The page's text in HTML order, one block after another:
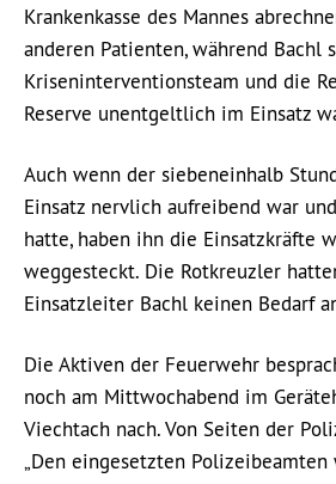
Krankenkasse des Mannes
anderen Patienten, während Bachl
Kriseninterventionsteam und die
Reserve unentgeltlich im Einsatz
Auch wenn der siebeneinhalb
Einsatz nervlich aufreibend war
hatte, haben ihn die Einsatzkräfte
weggesteckt. Die Rotkreuzler
Einsatzleiter Bachl keinen Bedarf
Die Aktiven der Feuerwehr
noch am Mittwochabend im
Viechtach nach. Von Seiten der
„Den eingesetzten Polizeibeamten